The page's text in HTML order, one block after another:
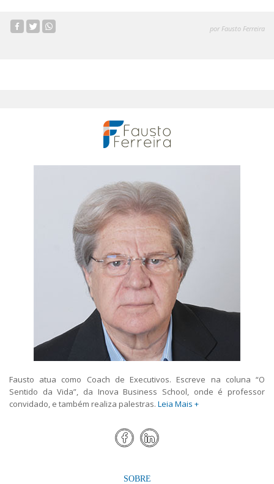
por Fausto Ferreira
Fausto atua como Coach de Executivos. Escreve na coluna “O
Sentido da Vida”, da Inova Business School, onde é professor
convidado, e também realiza palestras. Leia Mais +
SOBRE